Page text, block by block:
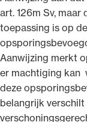
art. 126m Sv,
toepassing is op
Aanwijzing merkt
er machtiging kan
deze
belangrijk